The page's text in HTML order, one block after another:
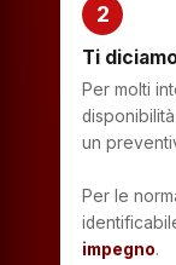
2
Ti
Per molti
un
Per le
impegno.